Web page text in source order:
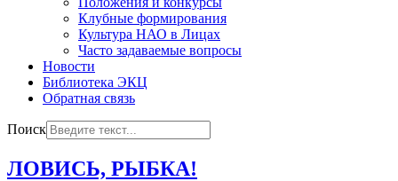
Клубные формирования
Культура НАО в Лицах
Часто задаваемые вопросы
Новости
Библиотека ЭКЦ
Обратная связь
Поиск
ЛОВИСЬ, РЫБКА!